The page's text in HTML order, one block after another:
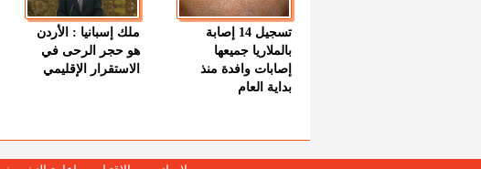
تسجيل 14 إصابة
بالملاريا جميعها
إصابات وافدة منذ
بداية العام
ملك إسبانيا : الأردن
هو حجر الرحى في
الاستقرار الإقليمي